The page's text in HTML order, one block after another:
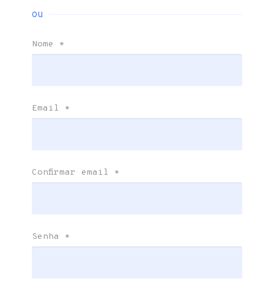
ou
Nome *
Email *
Confirmar email *
Senha *